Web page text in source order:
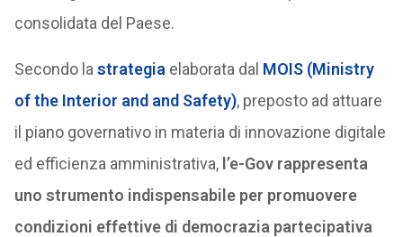
consolidata del Paese.
Secondo la strategia elaborata dal MOIS (Ministry
of the Interior and and Safety), preposto ad attuare
il piano governativo in materia di innovazione digitale
ed efficienza amministrativa,l’e-Gov rappresenta
uno strumento indispensabile per promuovere
condizioni effettive di democrazia partecipativa